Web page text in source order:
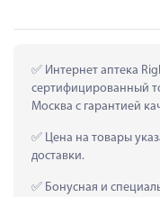
Интернет аптека
сертифицированный
Москва с гарантией
Цена на товары
доставки.
Бонусная и